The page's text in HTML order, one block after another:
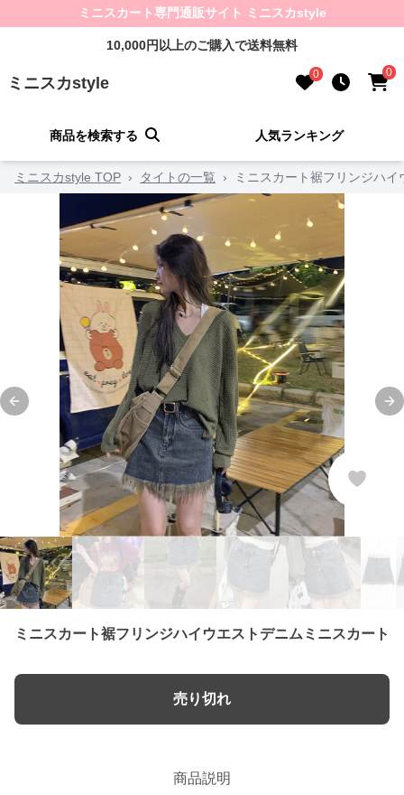
ミニスカート専門通販サイト ミニスカstyle
10,000円以上のご購入で送料無料
ミニスカstyle 0 0
商品を検索する 人気ランキング
ミニスカstyle TOP › タイトの一覧 › ミニスカート裾フリンジハ
Previous slide
ミニスカート裾フリンジハイウエストデニムミニスカート
売り切れ
商品説明